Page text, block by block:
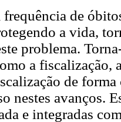
frequência de
a vida,
problema.
a fiscalização,
de
nestes avanços.
e integradas